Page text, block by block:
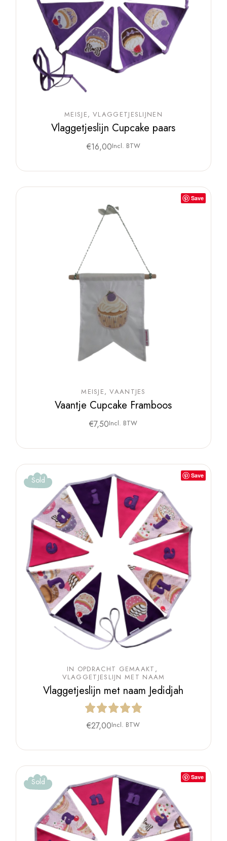
MEISJE VLAGGETJESLIJNEN
Vlaggetjeslijn Cupcake paars
€16,00Incl. BTW
Save
MEISJE VAANTJES
Vaantje Cupcake Framboos
€7,50Incl. BTW
Save
Sold
IN OPDRACHT GEMAAKT
VLAGGETJESLIJN MET NAAM
Vlaggetjeslijn met naam Jedidjah
€27,00Incl. BTW
Save
Sold